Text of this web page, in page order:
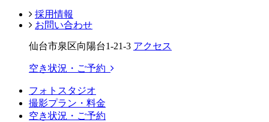
採用情報
お問い合わせ
仙台市泉区向陽台1-21-3 アクセス
空き状況・ご予約
フォトスタジオ
撮影プラン・料金
空き状況・ご予約